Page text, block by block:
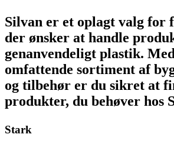
Silvan er et oplagt valg for
der ønsker at handle
genanvendeligt plastik.
omfattende sortiment af
og tilbehør er du sikret at
produkter, du behøver hos
Stark